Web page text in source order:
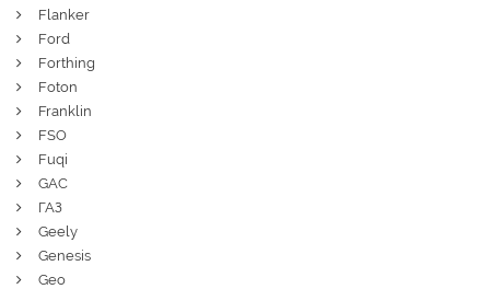
Flanker
Ford
Forthing
Foton
Franklin
FSO
Fuqi
GAC
ГАЗ
Geely
Genesis
Geo